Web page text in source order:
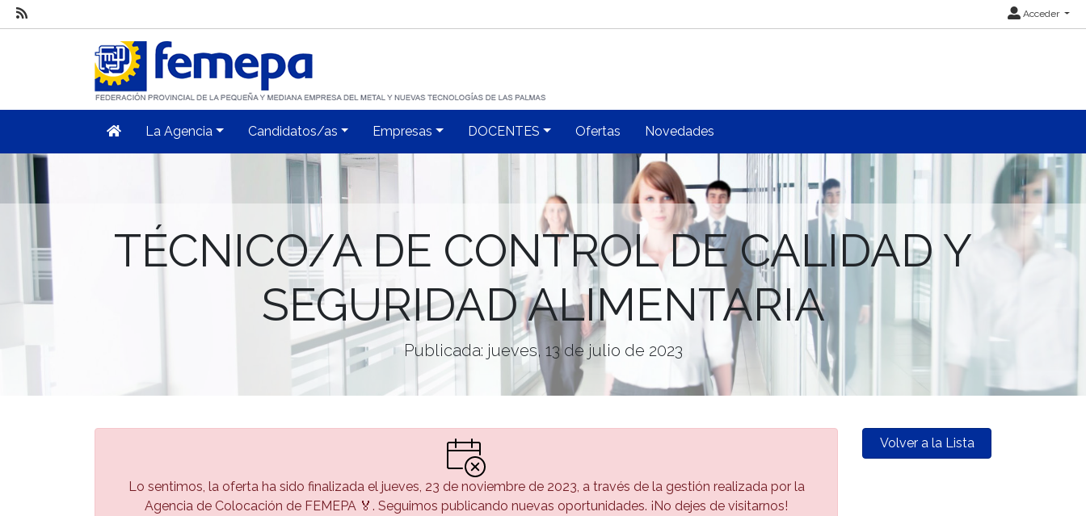
Acceder
La Agencia Candidatos/as Empresas DOCENTES Ofertas Novedades
TÉCNICO/A DE CONTROL DE CALIDAD Y
SEGURIDAD ALIMENTARIA
Publicada: jueves, 13 de julio de 2023
Lo sentimos, la oferta ha sido finalizada el jueves, 23 de noviembre de 2023, a través de la gestión realizada por la
Agencia de Colocación de FEMEPA 🏅. Seguimos publicando nuevas oportunidades. ¡No dejes de visitarnos!
Volver a la Lista